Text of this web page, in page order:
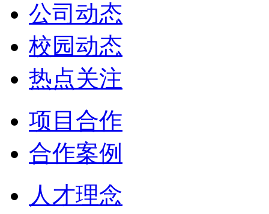
公司动态
校园动态
热点关注
项目合作
合作案例
人才理念